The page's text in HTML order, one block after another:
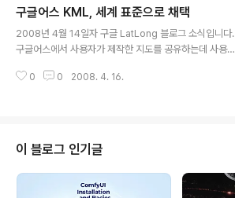
어 콘트롤이 없기 때문에, 아래에서 볼 수 있는 것처럼, 아
무 곳에나 유튜브 영상을 올릴 수는 없습니다. 아래는 제가
사는 곳 주변에 등록해 둔 EPIC 2015 유튜브 영상인데,
스에 비디오를 올리는 방법은 제가 예전에 써둔 글을 참고
구글어스 KML, 세계 표준으로 채택
2008년 4월 14일자 구글 LatLong 블로그 소식입니다.
구글어스에서 사용자가 제작한 지도를 공유하는데 사용되
이 무엇인지 좀 더 자세히 알고 싶으시다면, 제가 예전에 써
m)이라는 기관입니다. 이 기관은 ArcGIS로 유명한 ESRI
나 Intergraph 등의 유명 GIS 관련 업체 뿐만 아니라, 구
글과 마이크로소프트도 참여하고 있는, 업체 중심의 표준
기관입니다. 원래 제가 구글어스의 KML이 OGC 표준으
0 0 2008. 4. 16.
이 블로그 인기글